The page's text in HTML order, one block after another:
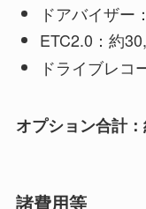
ドアバイザー
ETC2.0：約
ドライブレコ
オプション合計
諸費用等